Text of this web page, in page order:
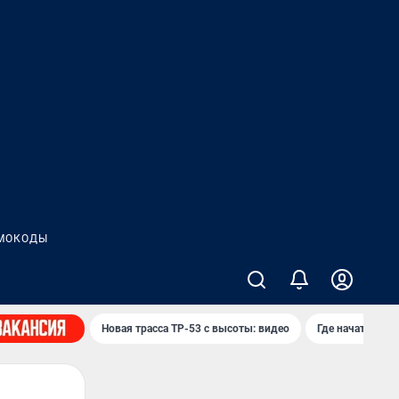
Новая трасса ТР-53 с высоты: видео Где начать